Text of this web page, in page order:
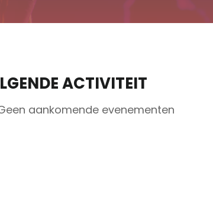
ACTIVITEIT
aankomende evenementen